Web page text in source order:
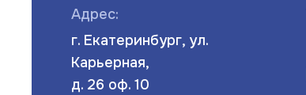
Адрес:
г. Екатеринбург, ул.
Карьерная,
д. 26 оф. 10